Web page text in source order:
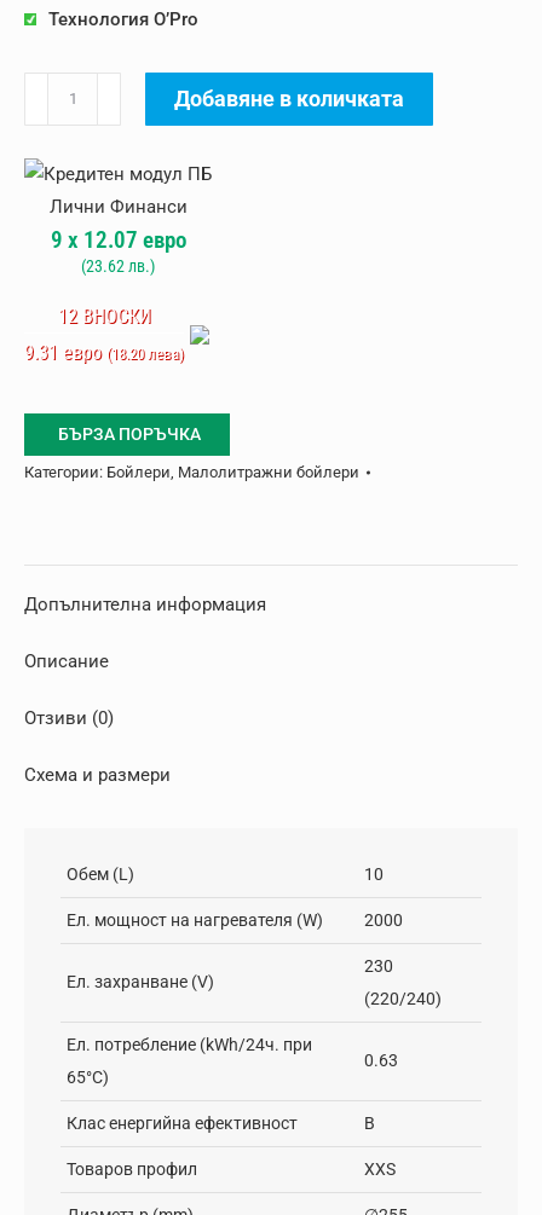
Технология O’Pro
за
бойлер
Atlantic
л,
мивка
Добавяне в количката
9 x 12.07 евро
(23.62 лв.)
12 ВНОСКИ
9.31 евро (18.20 лева)
БЪРЗА ПОРЪЧКА
Категории: Бойлери, Малолитражни бойлери
Допълнителна информация
Описание
Отзиви (0)
Схема и размери
Обем (L) 10
Ел. мощност на нагревателя (W) 2000
Ел. захранване (V)
230
(220/240)
Ел. потребление (kWh/24ч. при
65°C)
0.63
Клас енергийна ефективност B
Товаров профил XXS